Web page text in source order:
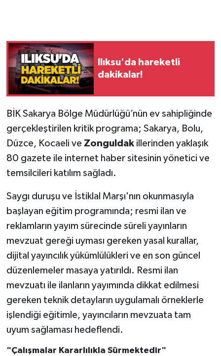
Ilıksu'da hareketli
dakikalar!
BİK Sakarya Bölge Müdürlüğü’nün ev sahipliğinde
gerçekleştirilen kritik programa; Sakarya, Bolu,
Düzce, Kocaeli ve Zonguldakillerinden yaklaşık
80 gazete ile internet haber sitesinin yönetici ve
temsilcileri katılım sağladı.
Saygı duruşu ve İstiklal Marşı'nın okunmasıyla
başlayan eğitim programında; resmi ilan ve
reklamların yayım sürecinde süreli yayınların
mevzuat gereği uyması gereken yasal kurallar,
dijital yayıncılık yükümlülükleri ve en son güncel
düzenlemeler masaya yatırıldı. Resmi ilan
mevzuatı ile ilanların yayımında dikkat edilmesi
gereken teknik detayların uygulamalı örneklerle
işlendiği eğitimle, yayıncıların mevzuata tam
uyum sağlaması hedeflendi.
"Çalışmalar Kararlılıkla Sürmektedir"
Genel
Gökçebey
GÜNDEM
İş ilanı
Kilimli
Kültür - Sanat
MAGAZİN
Politika
Resmi İlan
Röportaj
SİYASET